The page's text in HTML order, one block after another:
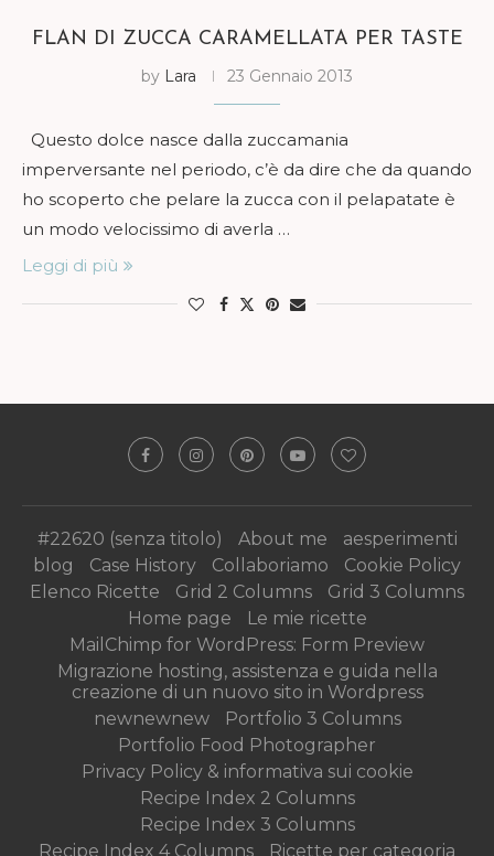
FLAN DI ZUCCA CARAMELLATA PER TASTE
by Lara 23 Gennaio 2013
Questo dolce nasce dalla zuccamania
imperversante nel periodo, c’è da dire che da quando
ho scoperto che pelare la zucca con il pelapatate è
un modo velocissimo di averla …
Leggi di più
#22620 (senza titolo) About me
aesperimenti
blog
Case History Collaboriamo
Cookie Policy
Elenco Ricette
Grid 2 Columns
Grid 3 Columns
Home page
Le mie ricette
MailChimp for WordPress: Form Preview
Migrazione hosting, assistenza e guida nella
creazione di un nuovo sito in Wordpress
newnewnew
Portfolio 3 Columns
Portfolio Food Photographer
Privacy Policy & informativa sui cookie
Recipe Index 2 Columns
Recipe Index 3 Columns
Recipe Index 4 Columns
Ricette per categoria